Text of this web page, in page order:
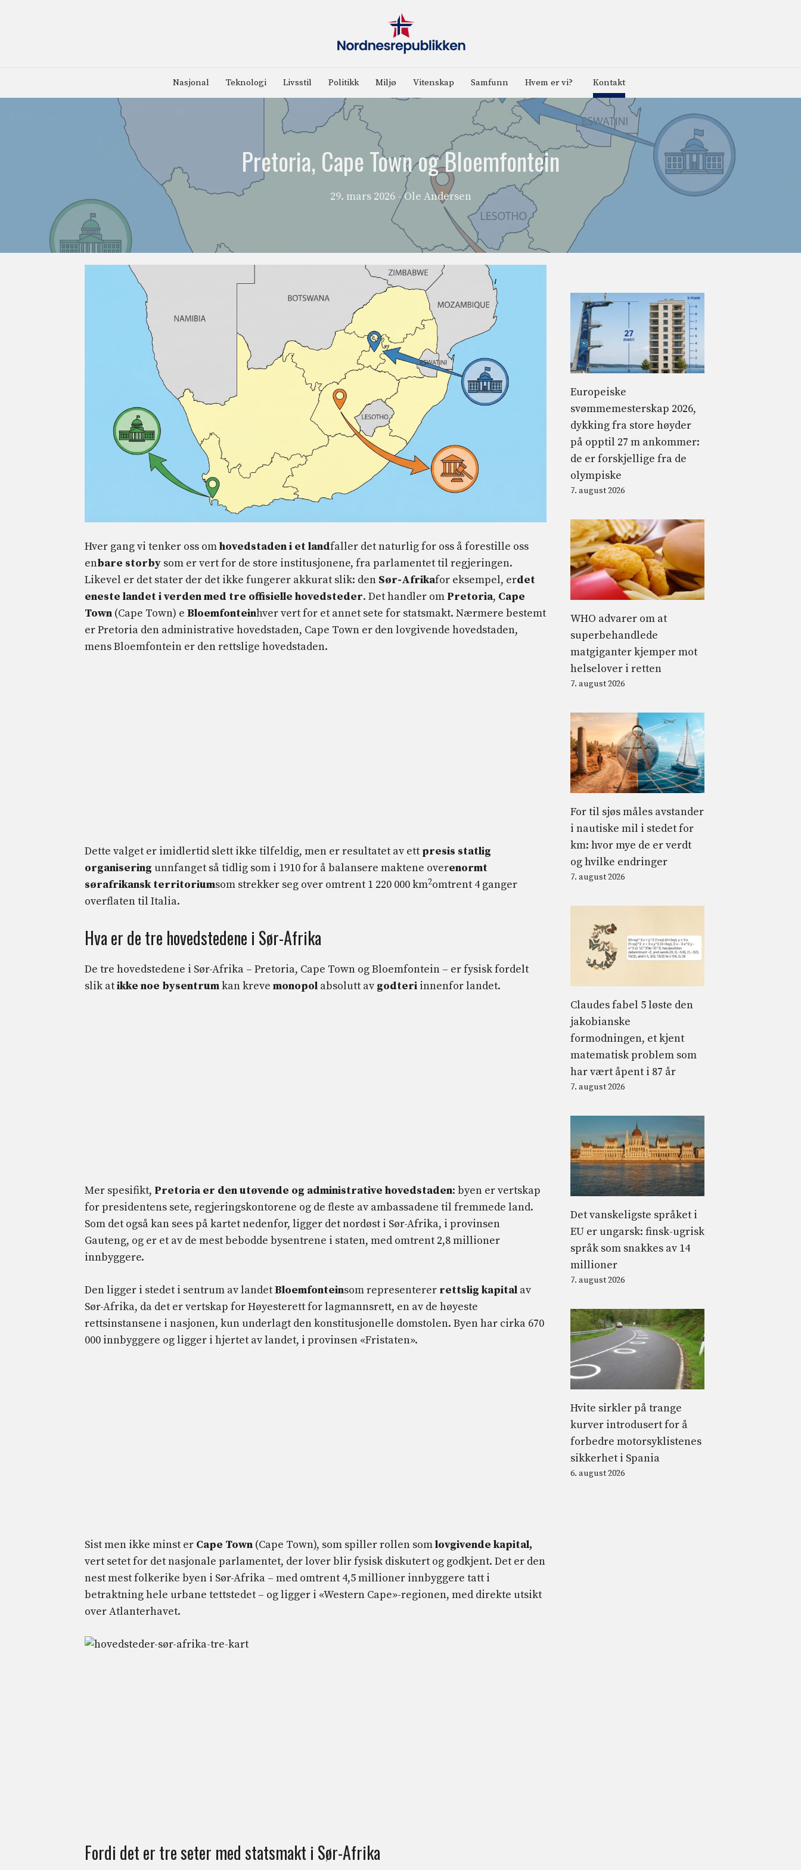
Nasjonal Teknologi Livsstil Politikk Miljø Vitenskap Samfunn Hvem er vi? Kontakt
Pretoria, Cape Town og Bloemfontein
29. mars 2026 - Ole Andersen
Hver gang vi tenker oss omhovedstaden i et landfaller det naturlig for oss å forestille oss
enbare storby som er vert for de store institusjonene, fra parlamentet til regjeringen.
Likevel er det stater der det ikke fungerer akkurat slik: den Sør-Afrikafor eksempel, erdet
eneste landet i verden med tre offisielle hovedsteder. Det handler om Pretoria, Cape
Town (Cape Town) e Bloemfonteinhver vert for et annet sete for statsmakt. Nærmere bestemt
er Pretoria den administrative hovedstaden, Cape Town er den lovgivende hovedstaden,
mens Bloemfontein er den rettslige hovedstaden.
Dette valget er imidlertid slett ikke tilfeldig, men er resultatet av ett presis statlig
organisering unnfanget så tidlig som i 1910 for å balansere maktene overenormt
sørafrikansk territoriumsom strekker seg over omtrent 1 220 000 km2omtrent 4 ganger
overflaten til Italia.
Hva er de tre hovedstedene i Sør-Afrika
De tre hovedstedene i Sør-Afrika – Pretoria, Cape Town og Bloemfontein – er fysisk fordelt
slik atikke noe bysentrumkan kreve monopol absolutt av godteri innenfor landet.
Mer spesifikt, Pretoria er den utøvende og administrative hovedstaden: byen er vertskap
for presidentens sete, regjeringskontorene og de fleste av ambassadene til fremmede land.
Som det også kan sees på kartet nedenfor, ligger det nordøst i Sør-Afrika, i provinsen
Gauteng, og er et av de mest bebodde bysentrene i staten, med omtrent 2,8 millioner
innbyggere.
Den ligger i stedet i sentrum av landetBloemfonteinsom representerer rettslig kapital av
Sør-Afrika, da det er vertskap for Høyesterett for lagmannsrett, en av de høyeste
rettsinstansene i nasjonen, kun underlagt den konstitusjonelle domstolen. Byen har cirka 670
000 innbyggere og ligger i hjertet av landet, i provinsen «Fristaten».
Sist men ikke minst er Cape Town (Cape Town), som spiller rollen somlovgivende kapital,
vert setet for det nasjonale parlamentet, der lover blir fysisk diskutert og godkjent. Det er den
nest mest folkerike byen i Sør-Afrika – med omtrent 4,5 millioner innbyggere tatt i
betraktning hele urbane tettstedet – og ligger i «Western Cape»-regionen, med direkte utsikt
over Atlanterhavet.
Fordi det er tre seter med statsmakt i Sør-Afrika
Europeiske
svømmemesterskap 2026,
dykking fra store høyder
på opptil 27 m ankommer:
de er forskjellige fra de
olympiske
7. august 2026
WHO advarer om at
superbehandlede
matgiganter kjemper mot
helselover i retten
7. august 2026
For til sjøs måles avstander
i nautiske mil i stedet for
km: hvor mye de er verdt
og hvilke endringer
7. august 2026
Claudes fabel 5 løste den
jakobianske
formodningen, et kjent
matematisk problem som
har vært åpent i 87 år
7. august 2026
Det vanskeligste språket i
EU er ungarsk: finsk-ugrisk
språk som snakkes av 14
millioner
7. august 2026
Hvite sirkler på trange
kurver introdusert for å
forbedre motorsyklistenes
sikkerhet i Spania
6. august 2026